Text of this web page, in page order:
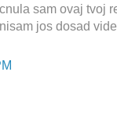
sam ovaj tvoj
jos dosad